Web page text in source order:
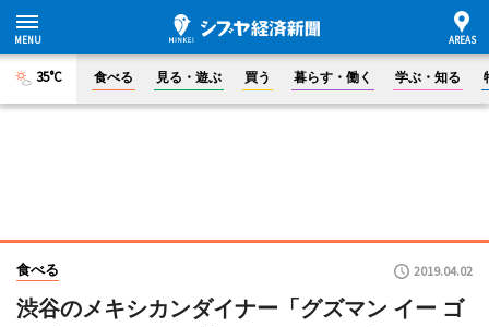
35°C 食べる 見る・遊ぶ 買う 暮らす・働く 学ぶ・知る
食べる 2019.04.02
渋谷のメキシカンダイナー「グズマン イー ゴ